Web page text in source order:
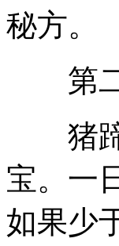
秘方。
第二
猪蹄
宝。一
如果少